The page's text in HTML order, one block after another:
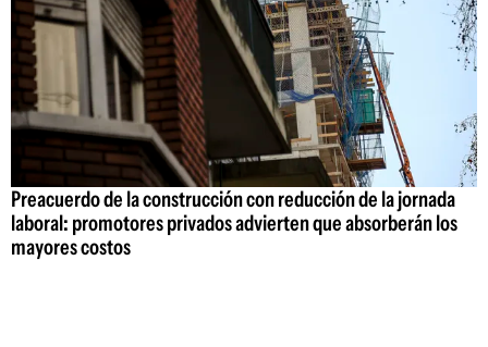
Preacuerdo de la construcción con reducción de la jornada
laboral: promotores privados advierten que absorberán los
mayores costos